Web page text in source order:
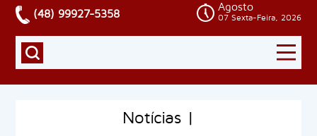
(48) 99927-5358
Agosto
07 Sexta-Feira, 2026
Notícias |